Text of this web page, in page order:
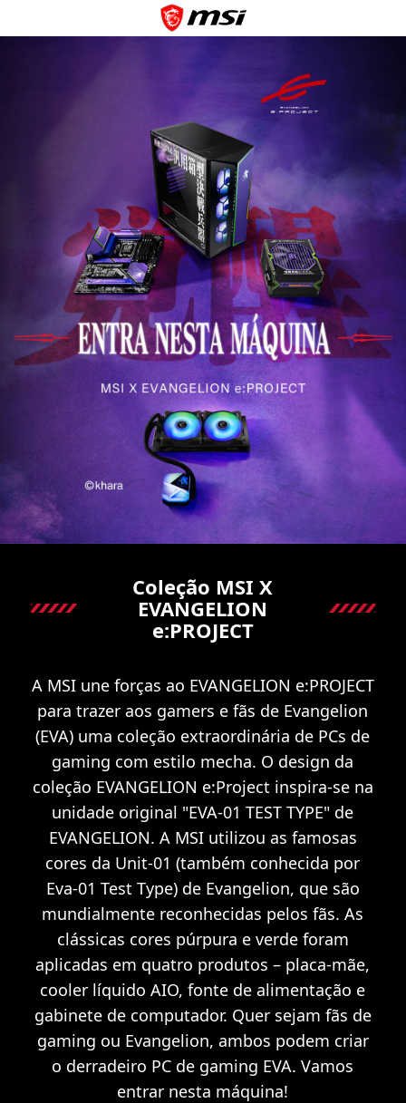
Coleção MSI X
EVANGELION
e:PROJECT
A MSI une forças ao EVANGELION e:PROJECT
para trazer aos gamers e fãs de Evangelion
(EVA) uma coleção extraordinária de PCs de
gaming com estilo mecha. O design da
coleção EVANGELION e:Project inspira-se na
unidade original "EVA-01 TEST TYPE" de
EVANGELION. A MSI utilizou as famosas
cores da Unit-01 (também conhecida por
Eva-01 Test Type) de Evangelion, que são
mundialmente reconhecidas pelos fãs. As
clássicas cores púrpura e verde foram
aplicadas em quatro produtos – placa-mãe,
cooler líquido AIO, fonte de alimentação e
gabinete de computador. Quer sejam fãs de
gaming ou Evangelion, ambos podem criar
o derradeiro PC de gaming EVA. Vamos
entrar nesta máquina!